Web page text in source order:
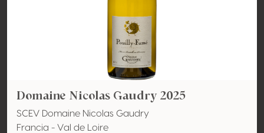
Domaine Nicolas Gaudry 2025
SCEV Domaine Nicolas Gaudry
Francia - Val de Loire